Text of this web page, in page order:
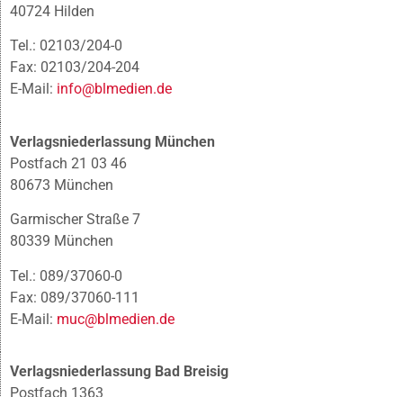
40724 Hilden
Tel.: 02103/204-0
Fax: 02103/204-204
E-Mail: info@blmedien.de
Verlagsniederlassung München
Postfach 21 03 46
80673 München
Garmischer Straße 7
80339 München
Tel.: 089/37060-0
Fax: 089/37060-111
E-Mail: muc@blmedien.de
Verlagsniederlassung Bad Breisig
Postfach 1363